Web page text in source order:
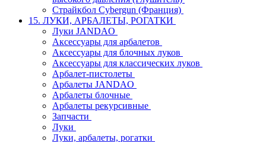
Страйкбол Cybergun (Франция)
15. ЛУКИ, АРБАЛЕТЫ, РОГАТКИ
Луки JANDAO
Аксессуары для арбалетов
Аксессуары для блочных луков
Аксессуары для классических луков
Арбалет-пистолеты
Арбалеты JANDAO
Арбалеты блочные
Арбалеты рекурсивные
Запчасти
Луки
Луки, арбалеты, рогатки